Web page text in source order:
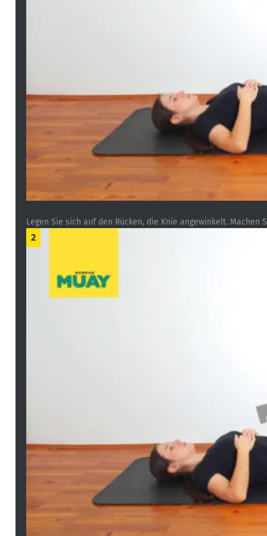
Legen Sie sich auf den Rücken, die Knie angewinkelt.
2